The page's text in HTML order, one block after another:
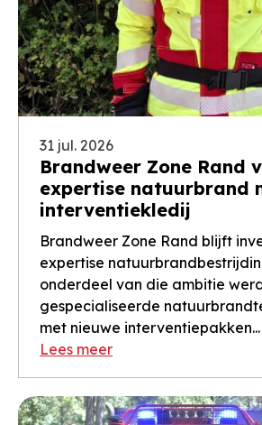
31 jul. 2026
Brandweer Zone Rand
expertise natuurbrand
interventiekledij
Brandweer Zone Rand blijft
expertise
onderdeel van die ambitie
gespecialiseerde
met nieuwe interventiepakken...
Lees meer